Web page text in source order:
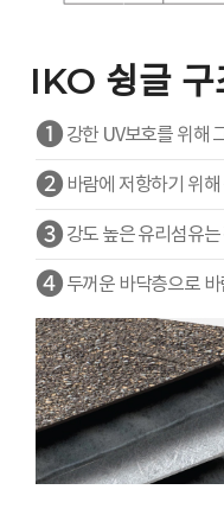
IKO 슁글 구
❶강한 UV보호를 위해
❷바람에 저항하기 위해
❸강도 높은 유리섬유는
❹두꺼운 바닥층으로 바